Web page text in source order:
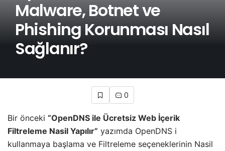
Malware, Botnet ve
Phishing Korunması Nasıl
Sağlanır?
0
Bir önceki “OpenDNS ile Ücretsiz Web İçerik
Filtreleme Nasil Yapılır” yazımda OpenDNS i
kullanmaya başlama ve Filtreleme seçeneklerinin Nasil